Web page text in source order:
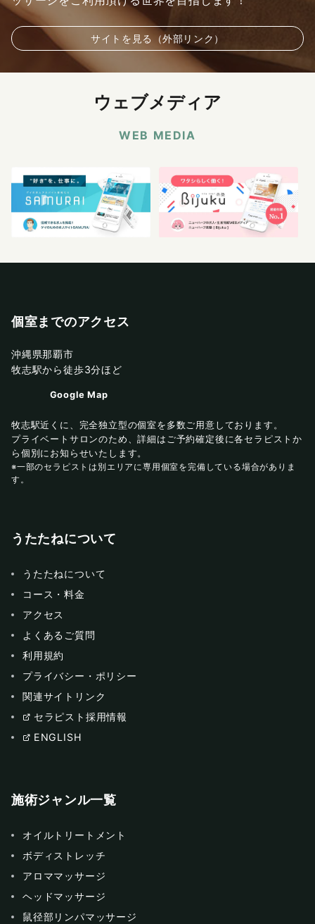
サイトを見る（外部リンク）
ウェブメディア
WEB MEDIA
個室までのアクセス
沖縄県那覇市
牧志駅から徒歩3分ほど
Google Map
牧志駅近くに、完全独立型の個室を多数ご用意しております。
プライベートサロンのため、詳細はご予約確定後に各セラピストか
ら個別にお知らせいたします。
※一部のセラピストは別エリアに専用個室を完備している場合がありま
す。
うたたねについて
うたたねについて
コース・料金
アクセス
よくあるご質問
利用規約
プライバシー・ポリシー
関連サイトリンク
セラピスト採用情報
ENGLISH
施術ジャンル一覧
オイルトリートメント
ボディストレッチ
アロママッサージ
ヘッドマッサージ
鼠径部リンパマッサージ